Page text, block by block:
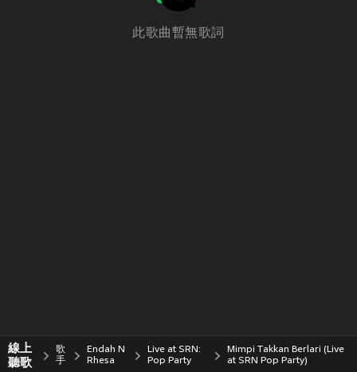
此歌曲暫無歌詞
線上
聽歌
歌
手
Endah N
Rhesa
Live at SRN:
Pop Party
Mimpi Takkan Berlari (Live
at SRN Pop Party)